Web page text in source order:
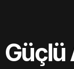
Güçlü